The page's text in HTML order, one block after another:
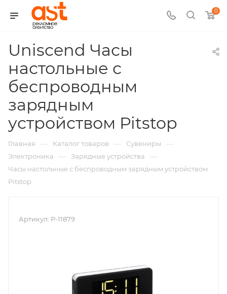
0
Uniscend Часы
настольные с
беспроводным
зарядным
устройством Pitstop
11879
Главная — Каталог товаров — Сувениры —
Электроника — Зарядные устройства —
Часы настольные с беспроводным зарядным устройством
Pitstop
Артикул: P-11879